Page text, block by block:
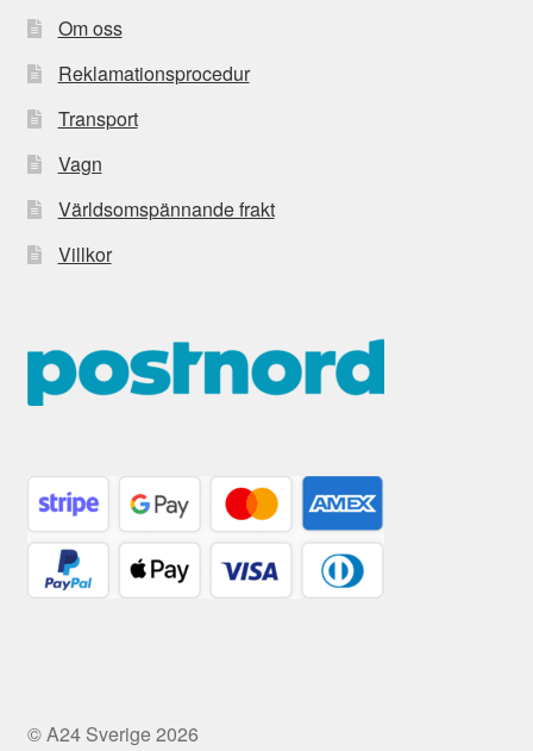
Om oss
Reklamationsprocedur
Transport
Vagn
Världsomspännande frakt
Villkor
© A24 Sverige 2026